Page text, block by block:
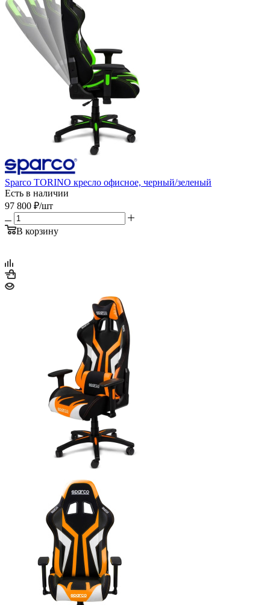
Sparco TORINO кресло офисное, черный/зеленый
Есть в наличии
97 800 ₽/шт
В корзину